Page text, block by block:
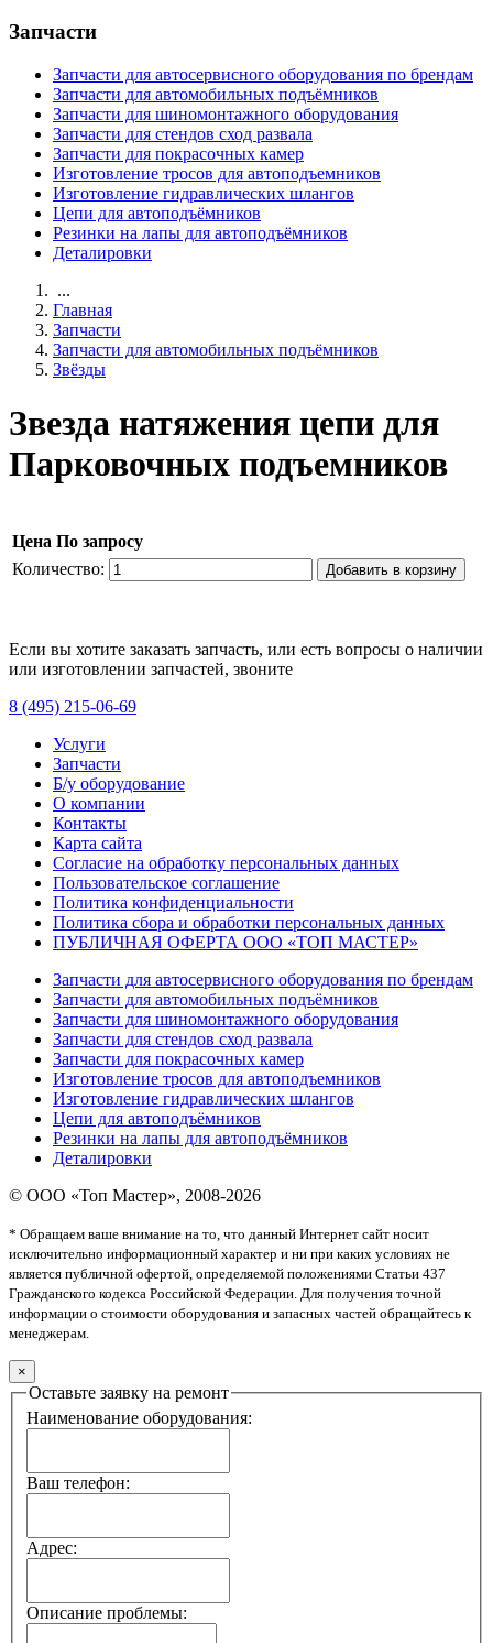
Запчасти
Запчасти для автосервисного оборудования по брендам
Запчасти для автомобильных подъёмников
Запчасти для шиномонтажного оборудования
Запчасти для стендов сход развала
Запчасти для покрасочных камер
Изготовление тросов для автоподъемников
Изготовление гидравлических шлангов
Цепи для автоподъёмников
Резинки на лапы для автоподъёмников
Деталировки
...
Главная
Запчасти
Запчасти для автомобильных подъёмников
Звёзды
Звезда натяжения цепи для
Парковочных подъемников
Цена По запросу
Количество:
Добавить в корзину
Если вы хотите заказать запчасть, или есть вопросы о наличии
или изготовлении запчастей, звоните
8 (495) 215-06-69
Услуги
Запчасти
Б/у оборудование
О компании
Контакты
Карта сайта
Согласие на обработку персональных данных
Пользовательское соглашение
Политика конфиденциальности
Политика сбора и обработки персональных данных
ПУБЛИЧНАЯ ОФЕРТА ООО «ТОП МАСТЕР»
Запчасти для автосервисного оборудования по брендам
Запчасти для автомобильных подъёмников
Запчасти для шиномонтажного оборудования
Запчасти для стендов сход развала
Запчасти для покрасочных камер
Изготовление тросов для автоподъемников
Изготовление гидравлических шлангов
Цепи для автоподъёмников
Резинки на лапы для автоподъёмников
Деталировки
© ООО «Топ Мастер», 2008-2026
* Обращаем ваше внимание на то, что данный Интернет сайт носит
исключительно информационный характер и ни при каких условиях не
является публичной офертой, определяемой положениями Статьи 437
Гражданского кодекса Российской Федерации. Для получения точной
информации о стоимости оборудования и запасных частей обращайтесь к
менеджерам.
×
Оставьте заявку на ремонт
Наименование оборудования:
Ваш телефон:
Адрес:
Описание проблемы: